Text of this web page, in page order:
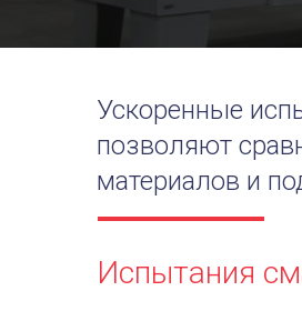
Ускоренные
позволяют
материалов и
Испытания